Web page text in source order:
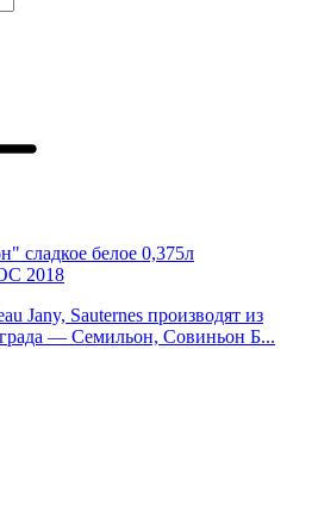
сладкое белое 0,375л
2018
Jany, Sauternes производят из
— Семильон, Совиньон Б...